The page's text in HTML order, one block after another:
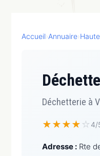
Accueil›Annuaire›
Déchetterie à
★★★★ ☆ 4/
Adresse : Rte